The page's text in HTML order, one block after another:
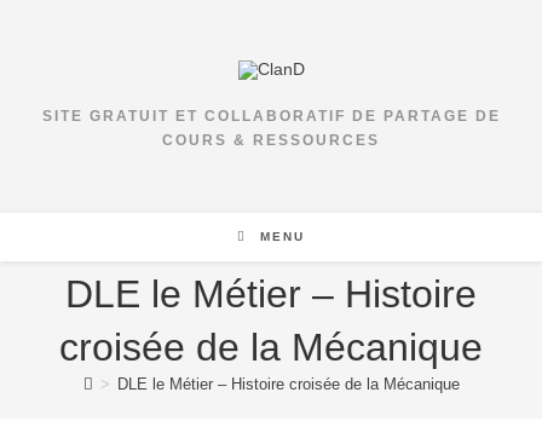
SITE GRATUIT ET COLLABORATIF DE PARTAGE DE
COURS & RESSOURCES
MENU
DLE le Métier – Histoire
croisée de la Mécanique
> DLE le Métier – Histoire croisée de la Mécanique